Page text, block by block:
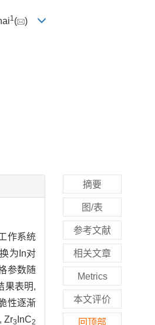
1 ( )
作系统
为In对
参数随
果表明,
性逐渐
Zr3 InC2
摘要
图/表
参考文献
相关文章
Metrics
本文评价
回顶部